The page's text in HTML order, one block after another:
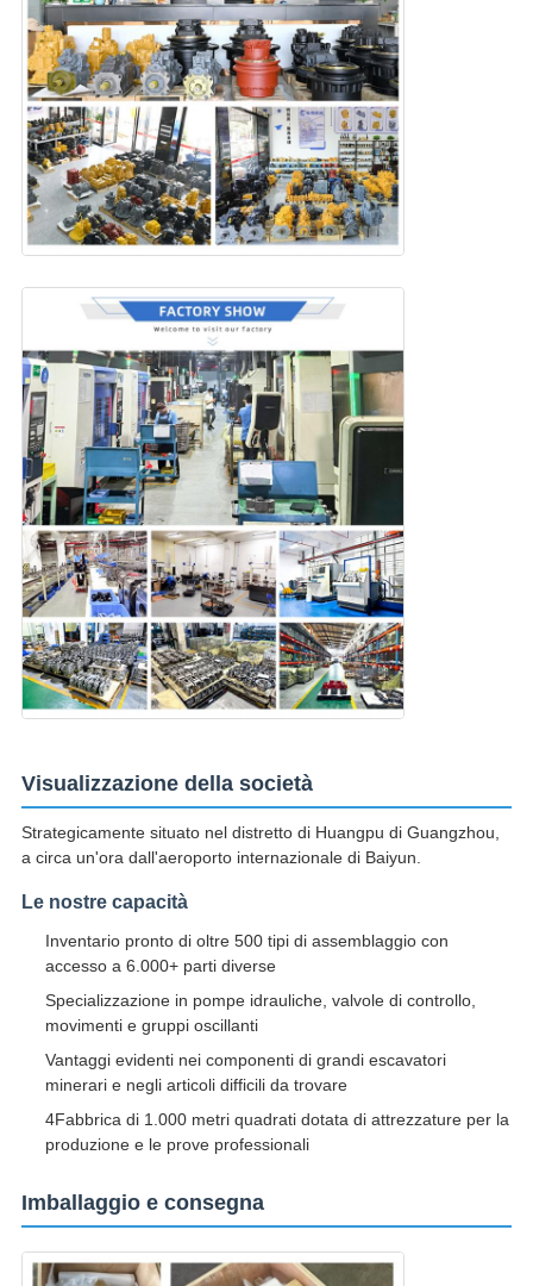
Visualizzazione della società
Strategicamente situato nel distretto di Huangpu di Guangzhou,
a circa un'ora dall'aeroporto internazionale di Baiyun.
Le nostre capacità
Inventario pronto di oltre 500 tipi di assemblaggio con
accesso a 6.000+ parti diverse
Specializzazione in pompe idrauliche, valvole di controllo,
movimenti e gruppi oscillanti
Vantaggi evidenti nei componenti di grandi escavatori
minerari e negli articoli difficili da trovare
4Fabbrica di 1.000 metri quadrati dotata di attrezzature per la
produzione e le prove professionali
Imballaggio e consegna